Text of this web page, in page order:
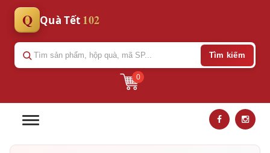
Q Quà Tết 102
0
Tìm kiếm